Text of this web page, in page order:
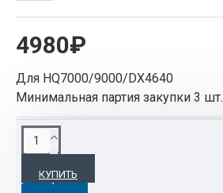
4980₽
Для HQ7000/9000/DX4640
Минимальная партия закупки 3 шт.
КУПИТЬ
ОПИСАНИЕ
Для HQ7000/9000/DX4640